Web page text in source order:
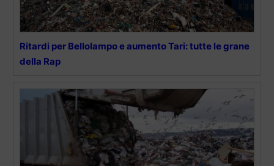
Ritardi per Bellolampo e aumento Tari: tutte le grane
della Rap